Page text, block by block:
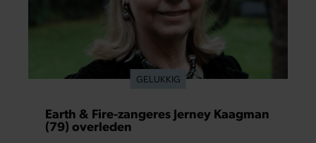
GELUKKIG
Earth & Fire-zangeres Jerney Kaagman
(79) overleden